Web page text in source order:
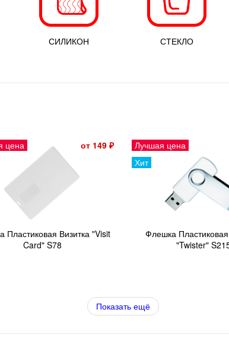
СИЛИКОН СТЕКЛО
от 149 ₽
цена
Пластиковая Визитка "Visit
Card" S78
Лучшая цена
Хит
Флешка
"Twister"
Показать ещё